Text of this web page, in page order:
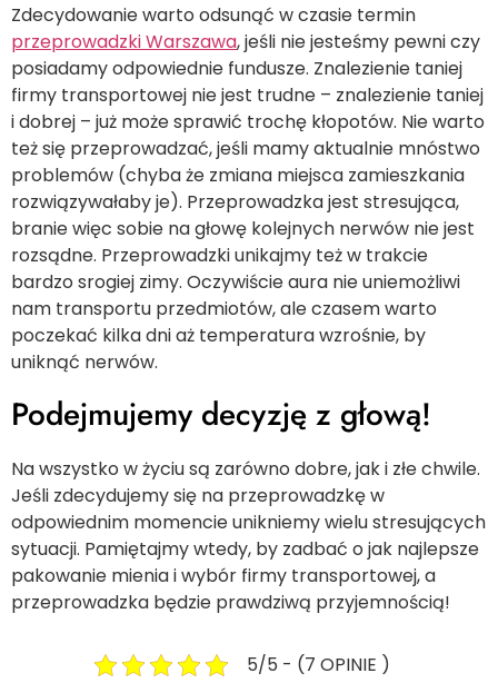
Zdecydowanie warto odsunąć w czasie termin
przeprowadzki Warszawa, jeśli nie jesteśmy pewni czy
posiadamy odpowiednie fundusze. Znalezienie taniej
firmy transportowej nie jest trudne – znalezienie taniej
i dobrej – już może sprawić trochę kłopotów. Nie warto
też się przeprowadzać, jeśli mamy aktualnie mnóstwo
problemów (chyba że zmiana miejsca zamieszkania
rozwiązywałaby je). Przeprowadzka jest stresująca,
branie więc sobie na głowę kolejnych nerwów nie jest
rozsądne. Przeprowadzki unikajmy też w trakcie
bardzo srogiej zimy. Oczywiście aura nie uniemożliwi
nam transportu przedmiotów, ale czasem warto
poczekać kilka dni aż temperatura wzrośnie, by
uniknąć nerwów.
Podejmujemy decyzję z głową!
Na wszystko w życiu są zarówno dobre, jak i złe chwile.
Jeśli zdecydujemy się na przeprowadzkę w
odpowiednim momencie unikniemy wielu stresujących
sytuacji. Pamiętajmy wtedy, by zadbać o jak najlepsze
pakowanie mienia i wybór firmy transportowej, a
przeprowadzka będzie prawdziwą przyjemnością!
5/5 - (7 OPINIE )